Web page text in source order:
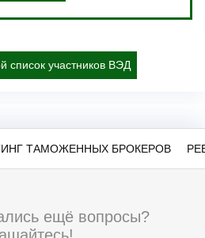
список участников ВЭД
ТАМОЖЕННЫХ БРОКЕРОВ
ещё вопросы?